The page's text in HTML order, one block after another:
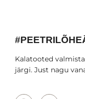
Kalatooted
järgi. Just nagu